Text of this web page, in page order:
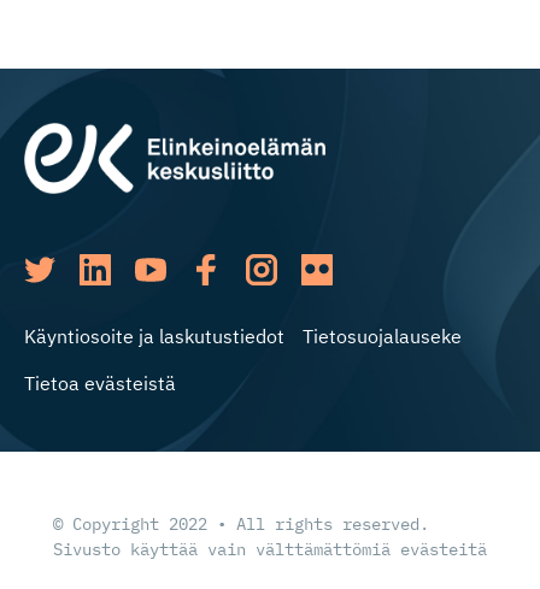
Käyntiosoite ja laskutustiedot
Tietosuojalauseke
Tietoa evästeistä
© Copyright 2022 • All rights reserved.
Sivusto käyttää vain välttämättömiä evästeitä